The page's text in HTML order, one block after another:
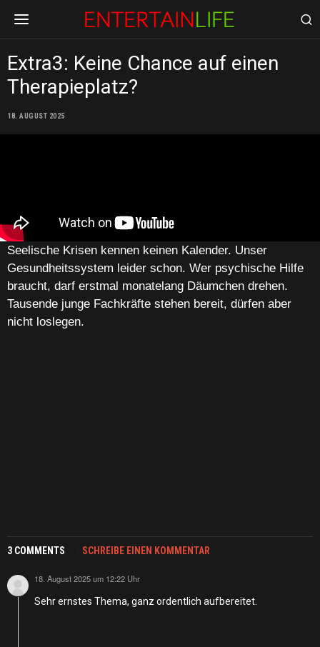
Extra3: Keine Chance auf einen
Therapieplatz?
18. AUGUST 2025
Seelische Krisen kennen keinen Kalender. Unser
Gesundheitssystem leider schon. Wer psychische Hilfe
braucht, darf erstmal monatelang Däumchen drehen.
Tausende junge Fachkräfte stehen bereit, dürfen aber
nicht loslegen.
3 COMMENTS SCHREIBE EINEN KOMMENTAR
sagt:
18. August 2025 um 12:22 Uhr
Sehr ernstes Thema, ganz ordentlich aufbereitet.